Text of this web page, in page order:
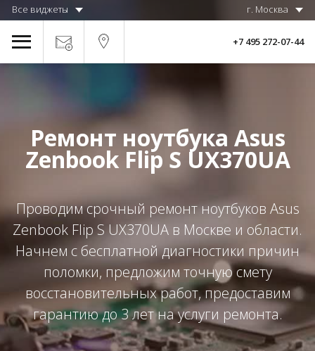
Все виджеты г. Москва
+7 495 272-07-44
Ремонт ноутбука Asus
Zenbook Flip S UX370UA
Проводим срочный ремонт ноутбуков Asus
Zenbook Flip S UX370UA в Москве и области.
Начнем с бесплатной диагностики причин
поломки, предложим точную смету
восстановительных работ, предоставим
гарантию до 3 лет на услуги ремонта.